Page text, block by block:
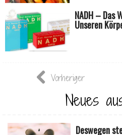
NADH – Das
Unseren
Vorheriger
Neues
Deswegen